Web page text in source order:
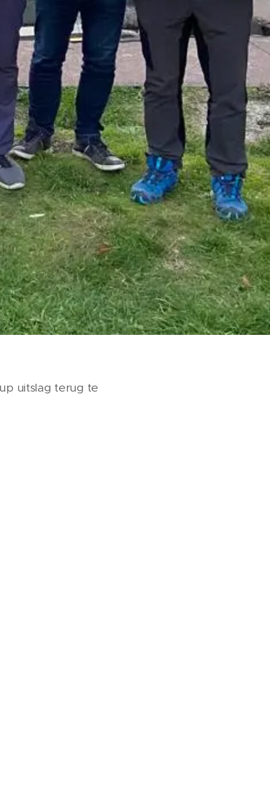
uitslag terug te